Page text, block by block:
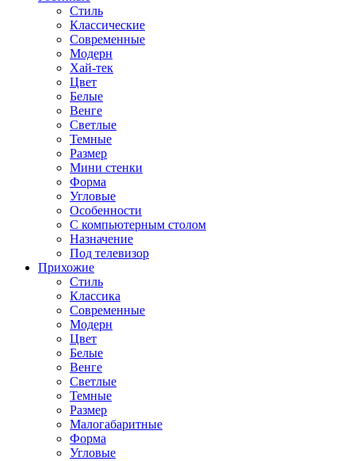
Стиль
Классические
Современные
Модерн
Хай-тек
Цвет
Белые
Венге
Светлые
Темные
Размер
Мини стенки
Форма
Угловые
Особенности
С компьютерным столом
Назначение
Под телевизор
Прихожие
Стиль
Классика
Современные
Модерн
Цвет
Белые
Венге
Светлые
Темные
Размер
Малогабаритные
Форма
Угловые